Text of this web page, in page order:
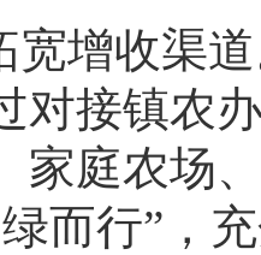
宽增收渠
对接镇农
家庭农场
而行”，